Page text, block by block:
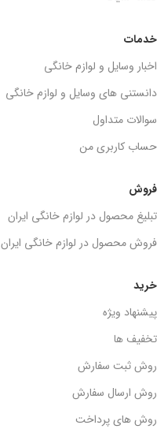
خرید
پیشنهاد ویژه
تخفیف ها
روش ثبت سفارش
روش ارسال سفارش
روش های پرداخت
فروش
تبلیغ محصول در لوازم خانگی ایران
فروش محصول در لوازم خانگی ایران
خدمات
اخبار وسایل و لوازم خانگی
دانستنی های وسایل و لوازم خانگی
سوالات متداول
حساب کاربری من